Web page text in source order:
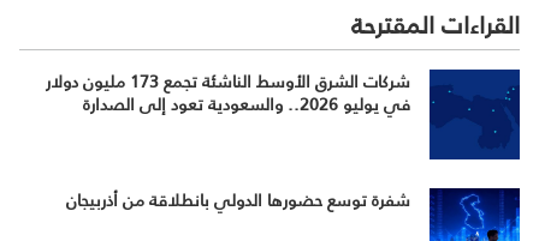
القراءات المقترحة
شركات الشرق الأوسط الناشئة تجمع 173 مليون دولار
في يوليو 2026.. والسعودية تعود إلى الصدارة
شفرة توسع حضورها الدولي بانطلاقة من أذربيجان